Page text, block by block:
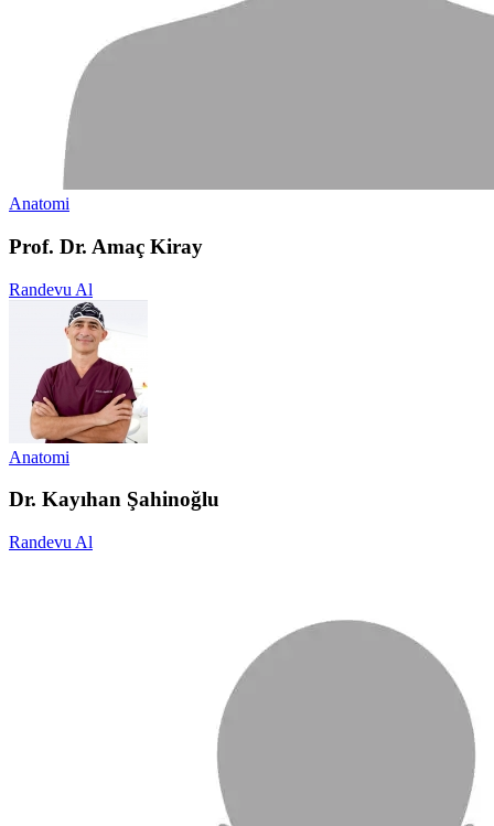
Anatomi
Prof. Dr. Amaç Kiray
Randevu Al
Anatomi
Dr. Kayıhan Şahinoğlu
Randevu Al